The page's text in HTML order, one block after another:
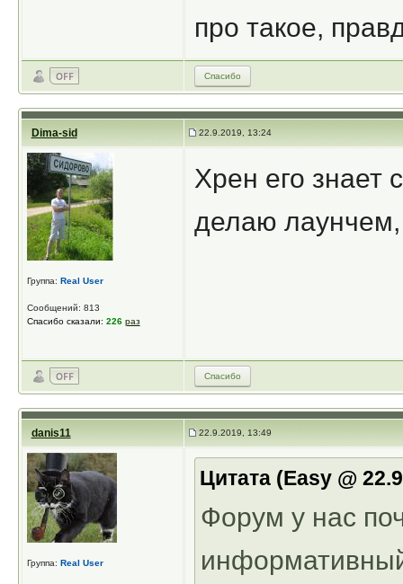
про такое,
Спасибо
Dima-sid 22.9.2019, 13:24
Группа: Real User
Сообщений: 813
Спасибо сказали: 226 раз
Хрен его знает
делаю лаунчем,
Спасибо
danis11 22.9.2019, 13:49
Группа: Real User
Цитата (Easy @
Форум у нас